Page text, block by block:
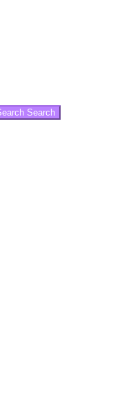
Search